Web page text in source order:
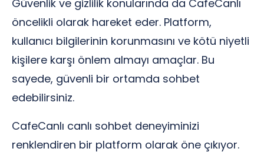
Güvenlik ve gizlilik konularında da CafeCanlı
öncelikli olarak hareket eder. Platform,
kullanıcı bilgilerinin korunmasını ve kötü niyetli
kişilere karşı önlem almayı amaçlar. Bu
sayede, güvenli bir ortamda sohbet
edebilirsiniz.
CafeCanlı canlı sohbet deneyiminizi
renklendiren bir platform olarak öne çıkıyor.